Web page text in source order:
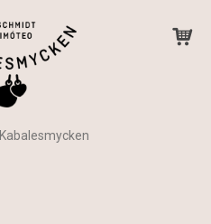
Kabalesmycken